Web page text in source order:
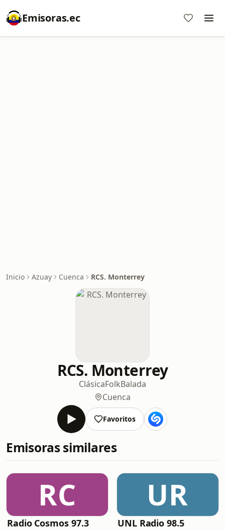
Emisoras.ec
Inicio Azuay Cuenca RCS. Monterrey
RCS. Monterrey
ClásicaFolkBalada
Cuenca
Favoritos
Emisoras similares
RC
Radio Cosmos 97.3
UR
UNL Radio 98.5